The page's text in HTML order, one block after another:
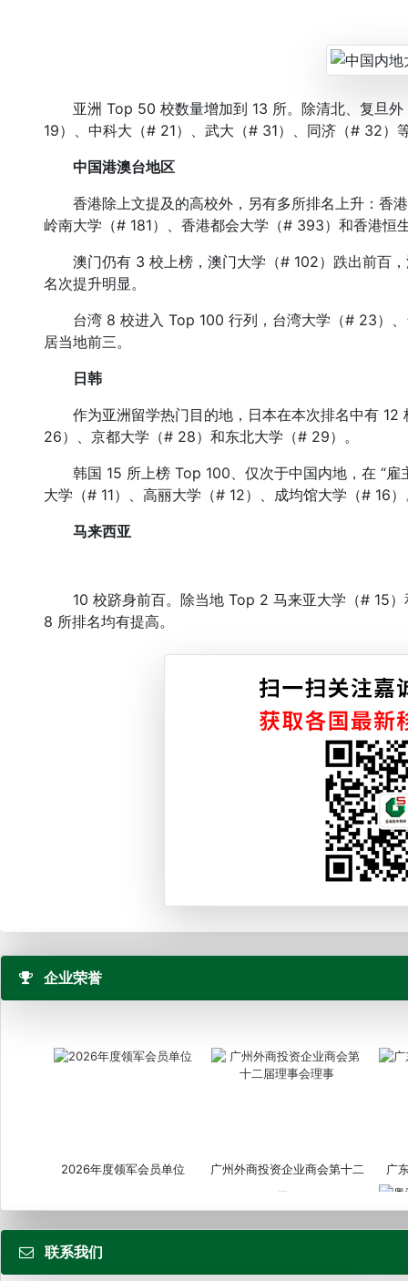
亚洲 Top 50 校数量增加到 13 所。除清北、复旦外
19）、中科大（# 21）、武大（# 31）、同济（# 32）
中国港澳台地区
香港除上文提及的高校外，另有多所排名上升：香
岭南大学（# 181）、香港都会大学（# 393）和香港恒
澳门仍有 3 校上榜，澳门大学（# 102）跌出前百，
名次提升明显。
台湾 8 校进入 Top 100 行列，台湾大学（# 23）、
居当地前三。
日韩
作为亚洲留学热门目的地，日本在本次排名中有 12
26）、京都大学（# 28）和东北大学（# 29）。
韩国 15 所上榜 Top 100、仅次于中国内地，在 “雇
大学（# 11）、高丽大学（# 12）、成均馆大学（# 16
马来西亚
10 校跻身前百。除当地 Top 2 马来亚大学（# 15）
8 所排名均有提高。
企业荣誉
2026年度领军会员单位
广州外商投资企业商会第十二
届...
广
联系我们